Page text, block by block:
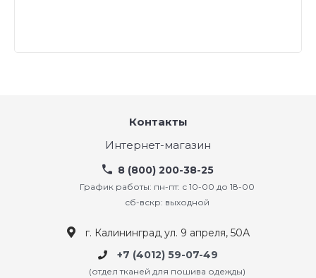
Контакты
Интернет-магазин
8 (800) 200-38-25
График работы: пн-пт: с 10-00 до 18-00
сб-вскр: выходной
г. Калининград ул. 9 апреля, 50А
+7 (4012) 59-07-49
(отдел тканей для пошива одежды)